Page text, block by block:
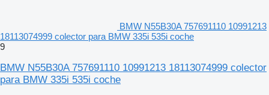
BMW N55B30A 757691110 10991213
18113074999 colector para BMW 335i 535i coche
9
BMW N55B30A 757691110 10991213 18113074999 colector
para BMW 335i 535i coche